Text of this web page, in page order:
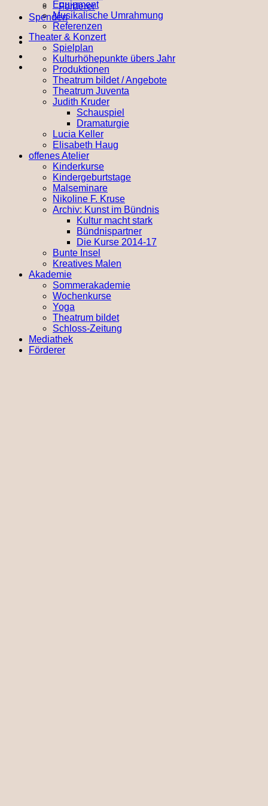
Förderer
Spenden
Equipment
Musikalische Umrahmung
Referenzen
Theater & Konzert
Spielplan
Kulturhöhepunkte übers Jahr
Produktionen
Theatrum bildet / Angebote
Theatrum Juventa
Judith Kruder
Schauspiel
Dramaturgie
Lucia Keller
Elisabeth Haug
offenes Atelier
Kinderkurse
Kindergeburtstage
Malseminare
Nikoline F. Kruse
Archiv: Kunst im Bündnis
Kultur macht stark
Bündnispartner
Die Kurse 2014-17
Bunte Insel
Kreatives Malen
Akademie
Sommerakademie
Wochenkurse
Yoga
Theatrum bildet
Schloss-Zeitung
Mediathek
Förderer